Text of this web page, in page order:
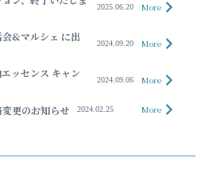
2025.06.20 More
&マルシェ に出
2024.09.20 More
ッセンス キャン
2024.09.06 More
更のお知らせ 2024.02.25 More